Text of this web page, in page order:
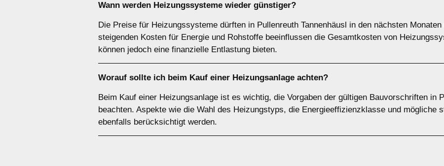
Wann werden Heizungssysteme wieder günstiger?
Die Preise für Heizungssysteme dürften in Pullenreuth Tannenhäusl in den nächsten
steigenden Kosten für Energie und Rohstoffe beeinflussen die Gesamtkosten von
können jedoch eine finanzielle Entlastung bieten.
Worauf sollte ich beim Kauf einer Heizungsanlage achten?
Beim Kauf einer Heizungsanlage ist es wichtig, die Vorgaben der gültigen Bauvorschriften in
beachten. Aspekte wie die Wahl des Heizungstyps, die Energieeffizienzklasse und mögliche
ebenfalls berücksichtigt werden.